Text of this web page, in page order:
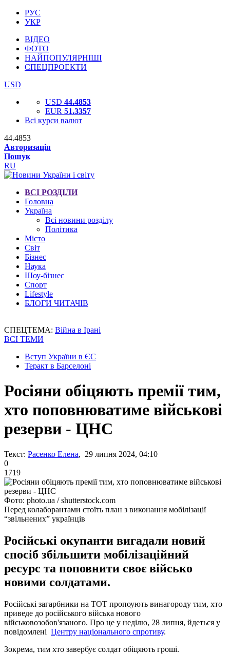
РУС
УКР
ВІДЕО
ФОТО
НАЙПОПУЛЯРНІШІ
СПЕЦПРОЕКТИ
USD
USD 44.4853
EUR 51.3357
Всі курси валют
44.4853
Авторизація
Пошук
RU
ВСІ РОЗДІЛИ
Головна
Україна
Всі новини розділу
Політика
Місто
Світ
Бізнес
Наука
Шоу-бізнес
Спорт
Lifestyle
БЛОГИ ЧИТАЧІВ
СПЕЦТЕМА: Війна в Ірані
ВСІ ТЕМИ
Вступ України в ЄС
Теракт в Барселоні
Росіяни обіцяють премії тим,
хто поповнюватиме військові
резерви - ЦНС
Текст: Расенко Елена, 29 липня 2024, 04:10
0
1719
Фото: photo.ua / shutterstock.com
Перед колаборантами стоїть план з виконання мобілізації
“звільнених” українців
Російські окупанти вигадали новий
спосіб збільшити мобілізаційний
ресурс та поповнити своє військо
новими солдатами.
Російські загарбники на ТОТ пропоують винагороду тим, хто
приведе до російського війська нового
військовозобов'язаного. Про це у неділю, 28 липня, йдеться у
повідомлені Центру національного спротиву.
Зокрема, тим хто завербує солдат обіцяють гроші.